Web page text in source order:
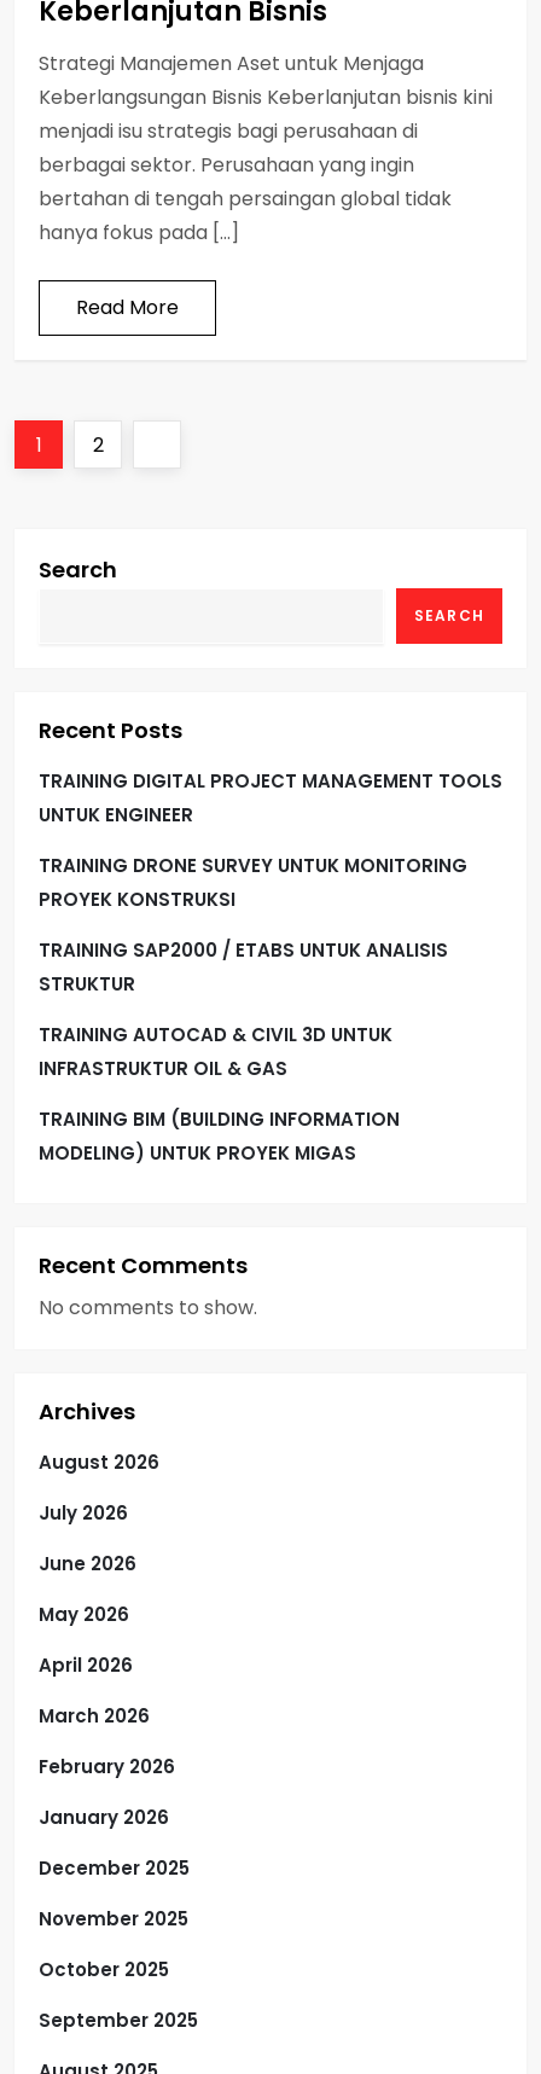
Keberlanjutan Bisnis
Strategi Manajemen Aset untuk Menjaga
Keberlangsungan Bisnis Keberlanjutan bisnis kini
menjadi isu strategis bagi perusahaan di
berbagai sektor. Perusahaan yang ingin
bertahan di tengah persaingan global tidak
hanya fokus pada […]
Read More
P
p
a
g
a
Page
1 Page
2
Search
SEARCH
Recent Posts
TRAINING DIGITAL PROJECT MANAGEMENT TOOLS
UNTUK ENGINEER
TRAINING DRONE SURVEY UNTUK MONITORING
PROYEK KONSTRUKSI
TRAINING SAP2000 / ETABS UNTUK ANALISIS
STRUKTUR
TRAINING AUTOCAD & CIVIL 3D UNTUK
INFRASTRUKTUR OIL & GAS
TRAINING BIM (BUILDING INFORMATION
MODELING) UNTUK PROYEK MIGAS
Recent Comments
No comments to show.
Archives
August 2026
July 2026
June 2026
May 2026
April 2026
March 2026
February 2026
January 2026
December 2025
November 2025
October 2025
September 2025